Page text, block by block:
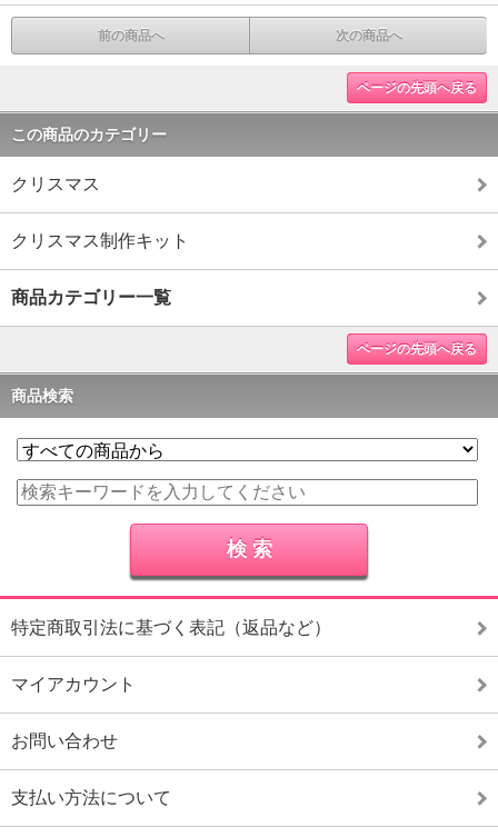
前の商品へ 次の商品へ
ページの先頭へ戻る
この商品のカテゴリー
クリスマス
クリスマス制作キット
商品カテゴリー一覧
ページの先頭へ戻る
商品検索
特定商取引法に基づく表記（返品など）
マイアカウント
お問い合わせ
支払い方法について